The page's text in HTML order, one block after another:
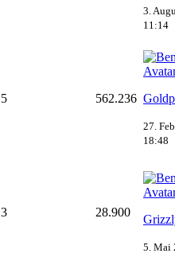
3.
11:14
5 562.236
27.
18:48
3 28.900
5. Mai